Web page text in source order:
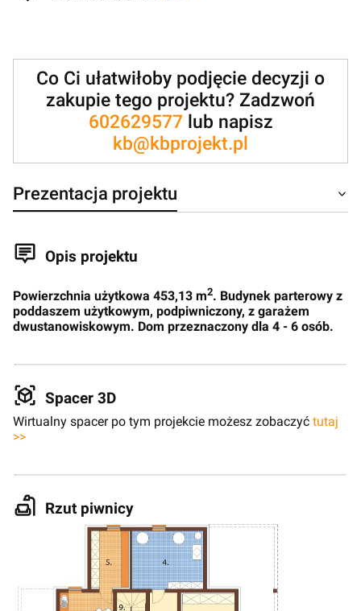
Co Ci ułatwiłoby podjęcie decyzji o
zakupie tego projektu? Zadzwoń
602629577lub napisz
kb@kbprojekt.pl
Prezentacja projektu
Opis projektu
Powierzchnia użytkowa 453,13 m2. Budynek parterowy z
poddaszem użytkowym, podpiwniczony, z garażem
dwustanowiskowym. Dom przeznaczony dla 4 - 6 osób.
Spacer 3D
Wirtualny spacer po tym projekcie możesz zobaczyć tutaj
>>
Rzut piwnicy